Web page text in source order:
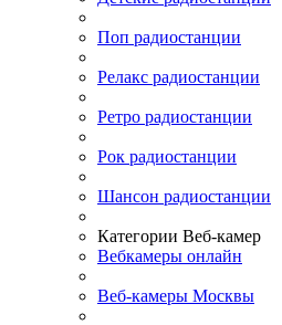
Поп радиостанции
Релакс радиостанции
Ретро радиостанции
Рок радиостанции
Шансон радиостанции
Категории Веб-камер
Вебкамеры онлайн
Веб-камеры Москвы